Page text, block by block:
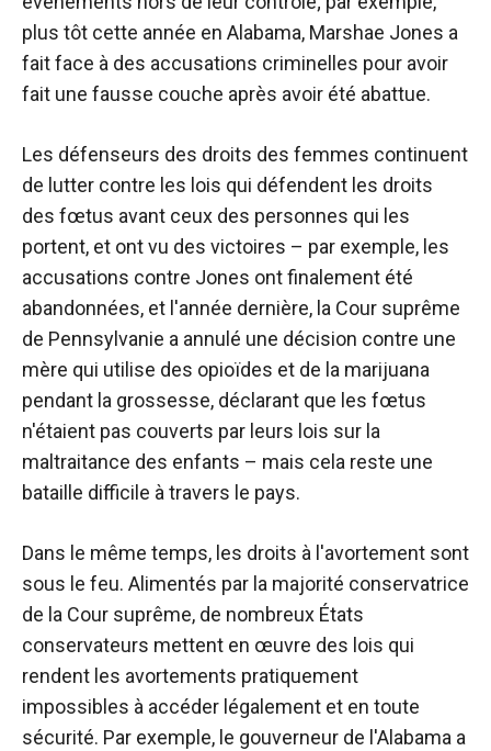
plus tôt cette année en Alabama, Marshae Jones a
fait face à des accusations criminelles pour avoir
fait une fausse couche après avoir été abattue.
Les défenseurs des droits des femmes continuent
de lutter contre les lois qui défendent les droits
des fœtus avant ceux des personnes qui les
portent, et ont vu des victoires – par exemple, les
accusations contre Jones ont finalement été
abandonnées, et l'année dernière, la Cour suprême
de Pennsylvanie a annulé une décision contre une
mère qui utilise des opioïdes et de la marijuana
pendant la grossesse, déclarant que les fœtus
n'étaient pas couverts par leurs lois sur la
maltraitance des enfants – mais cela reste une
bataille difficile à travers le pays.
Dans le même temps, les droits à l'avortement sont
sous le feu. Alimentés par la majorité conservatrice
de la Cour suprême, de nombreux États
conservateurs mettent en œuvre des lois qui
rendent les avortements pratiquement
impossibles à accéder légalement et en toute
sécurité. Par exemple, le gouverneur de l'Alabama a